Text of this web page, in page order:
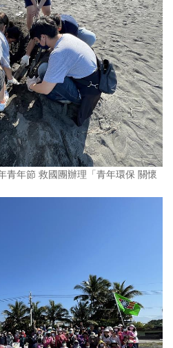
青年節 救國團辦理「青年環保 關懷